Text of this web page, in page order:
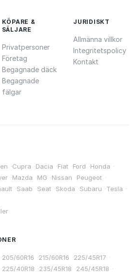
KÖPARE &
SÄLJARE
Privatpersoner
Företag
Begagnade däck
Begagnade
fälgar
JURIDISKT
Allmänna villkor
Integritetspolicy
Kontakt
·Cupra ·Dacia ·Fiat ·Ford ·Honda ·
·Mazda ·MG ·Nissan ·Peugeot ·
·Saab ·Seat ·Skoda ·Subaru ·Tesla ·
·205/60R16 ·215/60R16 ·225/45R17 ·
·225/40R18 ·235/45R18 ·245/45R18 ·